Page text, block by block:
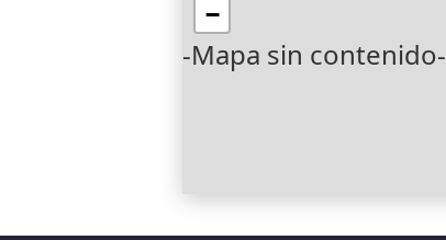
-Mapa sin contenido-
−